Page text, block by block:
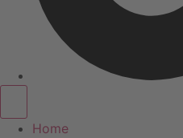
Home